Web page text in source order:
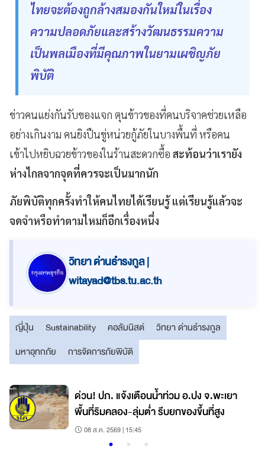
ไทยจะต้องถูกล้างสมองกันใหม่ในเรื่อง
ความปลอดภัยและสร้างวัฒนธรรมความ
เป็นพลเมืองที่มีคุณภาพในยามเผชิญภัย
พิบัติ
ข่าวคนแย่งกันรับของแจก ตุนข้าวของที่คนบริจาคช่วยเหลือ
อย่างเกินงาม คนยิงปืนขู่หน่วยกู้ภัยในบางพื้นที่ หรือคน
เข้าไปหยิบฉวยข้าวของในร้านสะดวกซื้อ สะท้อนว่าเรายัง
ห่างไกลจากจุดที่ควรจะเป็นมากนัก
ภัยพิบัติทุกครั้งทำให้คนไทยได้เรียนรู้ แต่เรียนรู้แล้วจะ
จดจำหรือทำตามไหมก็อีกเรื่องหนึ่ง
วิทยา ด่านธำรงกูล |
witayad@tbs.tu.ac.th
ญี่ปุ่น Sustainability คอลัมนิสต์
วิทยา ด่านธำรงกูล
มหาอุทกภัย
การจัดการภัยพิบัติ
ด่วน! ปภ. แจ้งเตือนน้ำท่วม อ.ปง จ.พะเยา
พื้นที่ริมคลอง-ลุ่มต่ำ รีบยกของขึ้นที่สูง
08 ส.ค. 2569 | 15:45